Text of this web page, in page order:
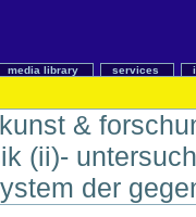
media library services
kunst &
(ii)-
der